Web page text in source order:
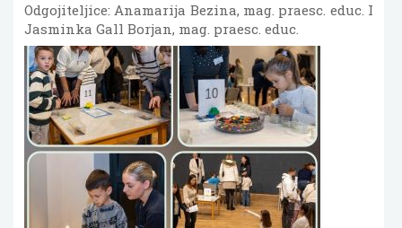
Odgojiteljice: Anamarija Bezina, mag. praesc. educ. I
Jasminka Gall Borjan, mag. praesc. educ.